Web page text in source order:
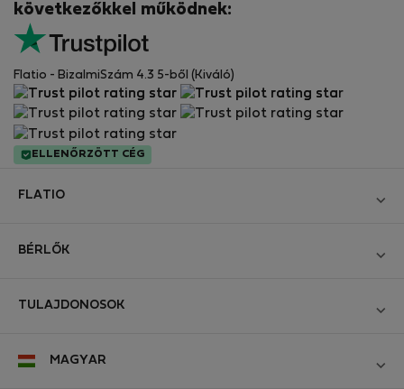
következőkkel működnek:
Flatio - BizalmiSzám 4.3 5-ből (Kiváló)
ELLENŐRZÖTT CÉG
FLATIO
Csatlakozzon a Digitális Nomád Tesztelő Klubhoz
Üzleti feltételek
BÉRLŐK
Cégeknek
TULAJDONOSOK
MAGYAR